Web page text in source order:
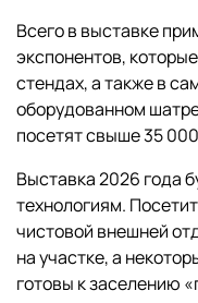
Всего в выставке
экспонентов,
стендах, а также в
оборудованном
посетят свыше 35
Выставка 2026 года
технологиям.
чистовой внешней
на участке, а
готовы к заселению